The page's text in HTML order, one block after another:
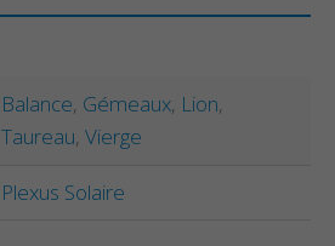
Balance, Gémeaux, Lion,
Taureau, Vierge
Plexus Solaire